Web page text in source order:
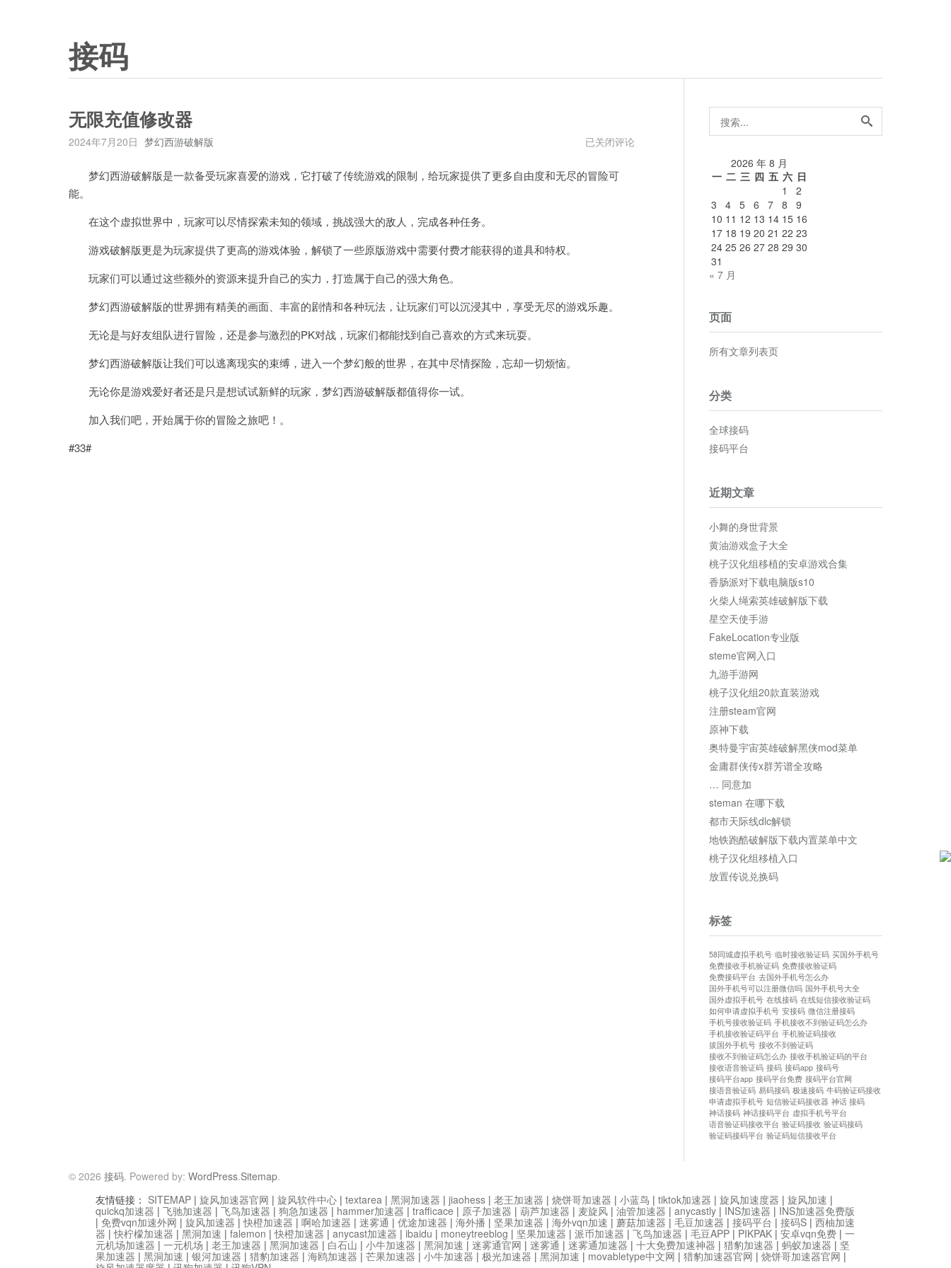
接码
无限充值修改器
2024年7月20日 梦幻西游破解版
无
值
已关闭评论
梦幻西游破解版是一款备受玩家喜爱的游戏，它打破了传统游戏的限制，给玩家提供了更多自由度和无尽的冒险可
能。
在这个虚拟世界中，玩家可以尽情探索未知的领域，挑战强大的敌人，完成各种任务。
游戏破解版更是为玩家提供了更高的游戏体验，解锁了一些原版游戏中需要付费才能获得的道具和特权。
玩家们可以通过这些额外的资源来提升自己的实力，打造属于自己的强大角色。
梦幻西游破解版的世界拥有精美的画面、丰富的剧情和各种玩法，让玩家们可以沉浸其中，享受无尽的游戏乐趣。
无论是与好友组队进行冒险，还是参与激烈的PK对战，玩家们都能找到自己喜欢的方式来玩耍。
梦幻西游破解版让我们可以逃离现实的束缚，进入一个梦幻般的世界，在其中尽情探险，忘却一切烦恼。
无论你是游戏爱好者还是只是想试试新鲜的玩家，梦幻西游破解版都值得你一试。
加入我们吧，开始属于你的冒险之旅吧！。
#33#
搜
索...
2026 年 8 月
一 二 三 四 五 六 日
1
2
3
4 5 6 7 8
9
10 11 12 13 14 15 16
17 18 19 20 21 22 23
24 25 26 27 28 29 30
31
« 7 月
页面
所有文章列表页
分类
全球接码
接码平台
近期文章
小舞的身世背景
黄油游戏盒子大全
桃子汉化组移植的安卓游戏合集
香肠派对下载电脑版s10
火柴人绳索英雄破解版下载
星空天使手游
FakeLocation专业版
steme官网入口
九游手游网
桃子汉化组20款直装游戏
注册steam官网
原神下载
奥特曼宇宙英雄破解黑侠mod菜单
金庸群侠传x群芳谱全攻略
… 同意加
steman 在哪下载
都市天际线dlc解锁
地铁跑酷破解版下载内置菜单中文
桃子汉化组移植入口
放置传说兑换码
标签
58同城虚拟手机号 临时接收验证码 买国外手机号
免费接收手机验证码 免费接收验证码
免费接码平台 去国外手机号怎么办
国外手机号可以注册微信吗 国外手机号大全
国外虚拟手机号 在线接码 在线短信接收验证码
如何申请虚拟手机号 安接码 微信注册接码
手机号接收验证码 手机接收不到验证码怎么办
手机接收验证码平台 手机验证码接收
拔国外手机号 接收不到验证码
接收不到验证码怎么办 接收手机验证码的平台
接收语音验证码 接码 接码app 接码号
接码平台app 接码平台免费 接码平台官网
接语音验证码 易码接码 极速接码 牛码验证码接收
申请虚拟手机号 短信验证码接收器 神话 接码
神话接码 神话接码平台 虚拟手机号平台
语音验证码接收平台 验证码接收 验证码接码
验证码接码平台 验证码短信接收平台
© 2026 接码. Powered by: WordPress.Sitemap.
友情链接： SITEMAP | 旋风加速器官网 | 旋风软件中心 | textarea | 黑洞加速器 | jiaohess | 老王加速器 | 烧饼哥加速器 | 小蓝鸟 | tiktok加速器 | 旋风加速度器 | 旋风加速 |
quickq加速器 | 飞驰加速器 | 飞鸟加速器 | 狗急加速器 | hammer加速器 | trafficace | 原子加速器 | 葫芦加速器 | 麦旋风 | 油管加速器 | anycastly | INS加速器 | INS加速器免费版
| 免费vqn加速外网 | 旋风加速器 |快橙加速器 | 啊哈加速器 | 迷雾通 | 优途加速器 | 海外播 | 坚果加速器 | 海外vqn加速 | 蘑菇加速器 | 毛豆加速器 | 接码平台 | 接码S | 西柚加速
器 |快柠檬加速器 | 黑洞加速 | falemon |快橙加速器 | anycast加速器 | ibaidu | moneytreeblog | 坚果加速器 | 派币加速器 | 飞鸟加速器 | 毛豆APP | PIKPAK | 安卓vqn免费 | 一
元机场加速器 | 一元机场 | 老王加速器 | 黑洞加速器 | 白石山 | 小牛加速器 | 黑洞加速 | 迷雾通官网 | 迷雾通 | 迷雾通加速器 | 十大免费加速神器 | 猎豹加速器 | 蚂蚁加速器 | 坚
果加速器 | 黑洞加速 | 银河加速器 | 猎豹加速器 | 海鸥加速器 | 芒果加速器 | 小牛加速器 | 极光加速器 | 黑洞加速 | movabletype中文网 | 猎豹加速器官网 | 烧饼哥加速器官网 |